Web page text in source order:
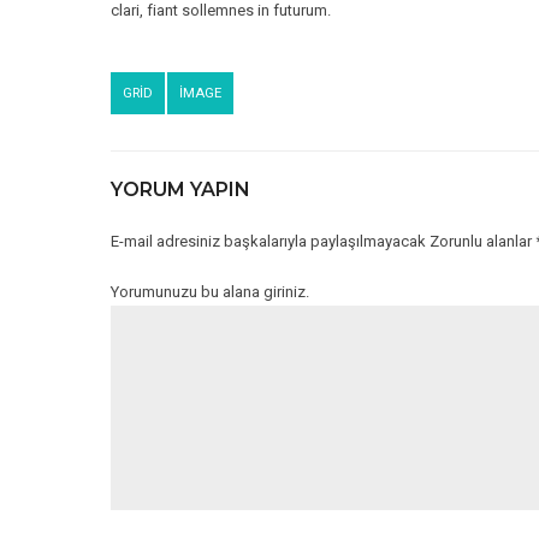
clari, fiant sollemnes in futurum.
GRID IMAGE
YORUM YAPIN
E-mail adresiniz başkalarıyla paylaşılmayacak Zorunlu
Yorumunuzu bu alana giriniz.